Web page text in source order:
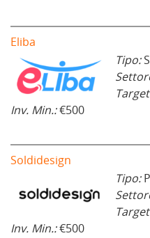
Eliba
Tipo:
Inv. Min.:€500
Soldidesign
Tipo:
Inv. Min.:€500